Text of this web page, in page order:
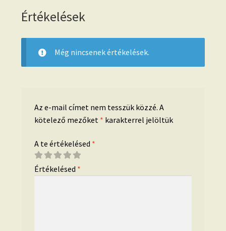
Értékelések
Még nincsenek értékelések.
Az e-mail címet nem tesszük közzé. A
kötelező mezőket * karakterrel jelöltük
A te értékelésed *
Értékelésed *